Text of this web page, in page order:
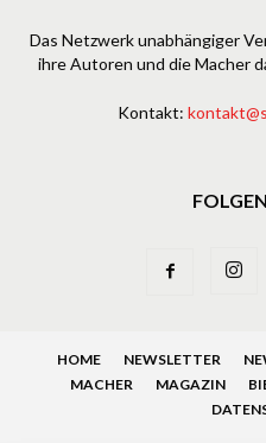
Das Netzwerk unabhängiger
ihre Autoren und die Macher
Kontakt:
HOME NEWSLETTER
MACHER
MAGAZIN